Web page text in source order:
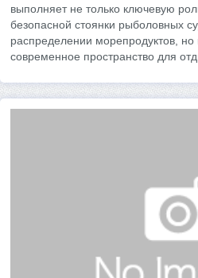
выполняет не только ключевую
безопасной стоянки рыболовных
распределении морепродуктов, но
современное пространство для